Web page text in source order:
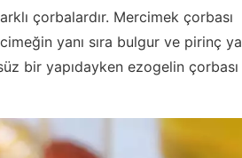
çorbalardır. Mercimek çorbası
yanı sıra bulgur ve pirinç ya
bir yapıdayken ezogelin çorbası